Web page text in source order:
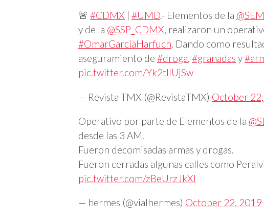
🚨 #CDMX | #UMD.- Elementos de la
y de la @SSP_CDMX, realizaron un
#OmarGarcíaHarfuch. Dando como
aseguramiento de #droga, #granadas y
pic.twitter.com/Yk2tIlUjSw
— Revista TMX (@RevistaTMX) October
Operativo por parte de Elementos de la
desde las 3 AM.
Fueron decomisadas armas y drogas.
Fueron cerradas algunas calles como
pic.twitter.com/zBeUrzJkXl
— hermes (@vialhermes) October 22, 2019